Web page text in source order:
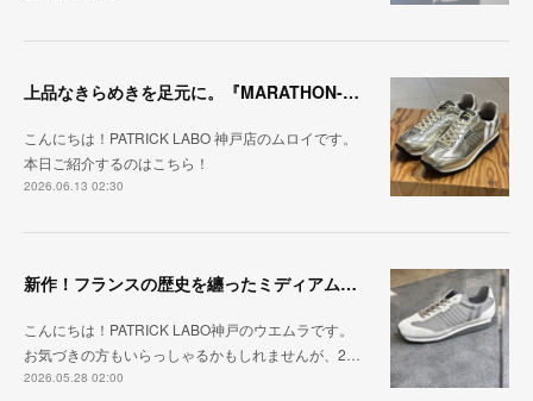
上品なきらめきを足元に。『MARATHON-HAKU』
こんにちは！PATRICK LABO 神戸店のムロイです。
本日ご紹介するのはこちら！
2026.06.13 02:30
新作！フランスの歴史を纏ったミディアムグレー「MARATHON_CASTLE」
こんにちは！PATRICK LABO神戸のウエムラです。
お気づきの方もいらっしゃるかもしれませんが、2…
2026.05.28 02:00